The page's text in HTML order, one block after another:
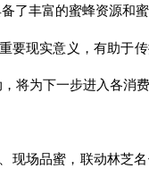
了丰富的蜜蜂资源和
要现实意义，有助于
将为下一步进入各消
现场品蜜，联动林芝